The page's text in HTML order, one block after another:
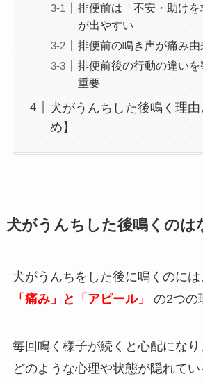
排便前は「不安・助けを
が出やすい
排便前の鳴き声が痛み由
排便前後の行動の違い
重要
犬がうんちした後鳴く理由
め】
犬がうんちした後鳴くのは
犬がうんちをした後に鳴くのに
「痛み」と「アピール」
の2つの
毎回鳴く様子が続くと心配にな
どのような心理や状態が隠れて